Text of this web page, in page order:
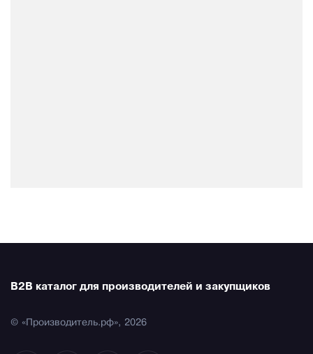
B2B каталог для производителей и закупщиков
© «Производитель.рф», 2026